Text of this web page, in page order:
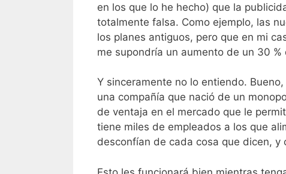
en los que lo he hecho) que la
totalmente falsa. Como ejemplo, las
los planes antiguos, pero que en mi
me supondría un aumento de un 30
Y sinceramente no lo entiendo.
una compañía que nació de un
de ventaja en el mercado que le
tiene miles de empleados a los que
desconfían de cada cosa que dicen, y